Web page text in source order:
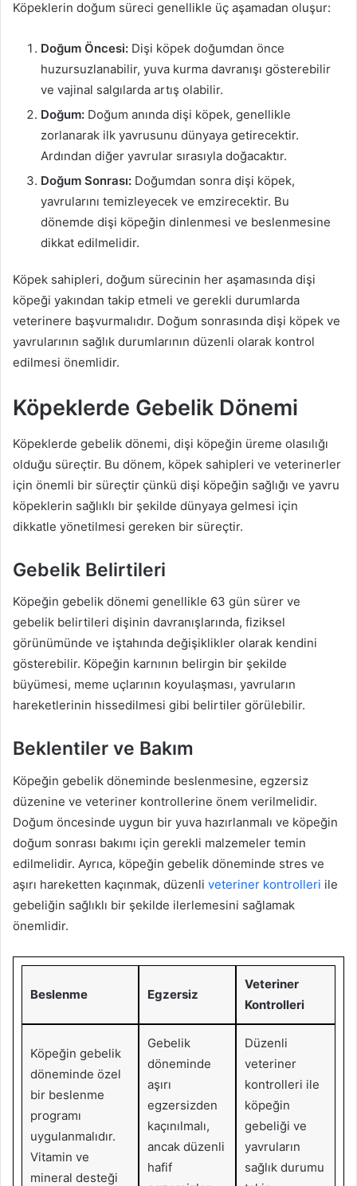
Köpeklerin doğum süreci genellikle üç aşamadan oluşur:
Doğum Öncesi: Dişi köpek doğumdan önce
huzursuzlanabilir, yuva kurma davranışı gösterebilir
ve vajinal salgılarda artış olabilir.
Doğum: Doğum anında dişi köpek, genellikle
zorlanarak ilk yavrusunu dünyaya getirecektir.
Ardından diğer yavrular sırasıyla doğacaktır.
Doğum Sonrası: Doğumdan sonra dişi köpek,
yavrularını temizleyecek ve emzirecektir. Bu
dönemde dişi köpeğin dinlenmesi ve beslenmesine
dikkat edilmelidir.
Köpek sahipleri, doğum sürecinin her aşamasında dişi
köpeği yakından takip etmeli ve gerekli durumlarda
veterinere başvurmalıdır. Doğum sonrasında dişi köpek ve
yavrularının sağlık durumlarının düzenli olarak kontrol
edilmesi önemlidir.
Köpeklerde Gebelik Dönemi
Köpeklerde gebelik dönemi, dişi köpeğin üreme olasılığı
olduğu süreçtir. Bu dönem, köpek sahipleri ve veterinerler
için önemli bir süreçtir çünkü dişi köpeğin sağlığı ve yavru
köpeklerin sağlıklı bir şekilde dünyaya gelmesi için
dikkatle yönetilmesi gereken bir süreçtir.
Gebelik Belirtileri
Köpeğin gebelik dönemi genellikle 63 gün sürer ve
gebelik belirtileri dişinin davranışlarında, fiziksel
görünümünde ve iştahında değişiklikler olarak kendini
gösterebilir. Köpeğin karnının belirgin bir şekilde
büyümesi, meme uçlarının koyulaşması, yavruların
hareketlerinin hissedilmesi gibi belirtiler görülebilir.
Beklentiler ve Bakım
Köpeğin gebelik döneminde beslenmesine, egzersiz
düzenine ve veteriner kontrollerine önem verilmelidir.
Doğum öncesinde uygun bir yuva hazırlanmalı ve köpeğin
doğum sonrası bakımı için gerekli malzemeler temin
edilmelidir. Ayrıca, köpeğin gebelik döneminde stres ve
aşırı hareketten kaçınmak, düzenli veteriner kontrolleri ile
gebeliğin sağlıklı bir şekilde ilerlemesini sağlamak
önemlidir.
Beslenme Egzersiz
Veteriner
Kontrolleri
Köpeğin gebelik
döneminde özel
bir beslenme
programı
uygulanmalıdır.
Vitamin ve
mineral desteği
Gebelik
döneminde
aşırı
egzersizden
kaçınılmalı,
ancak düzenli
hafif
Düzenli
veteriner
kontrolleri ile
köpeğin
gebeliği ve
yavruların
sağlık durumu